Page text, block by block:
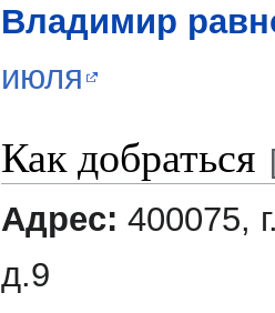
Владимир
июля
Как добраться
Адрес: 400075,
д.9